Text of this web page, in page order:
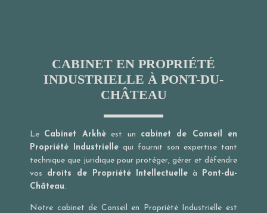
CABINET EN PROPRIÉTÉ
INDUSTRIELLE À PONT-DU-
CHÂTEAU
Le Cabinet Arkhèest un cabinet de Conseil en
Propriété Industrielle qui fournit son expertise tant
technique que juridique pour protéger, gérer et défendre
vos droits de Propriété Intellectuelle à
Pont-du-
Château.
Notre cabinet de Conseil en Propriété Industrielle est